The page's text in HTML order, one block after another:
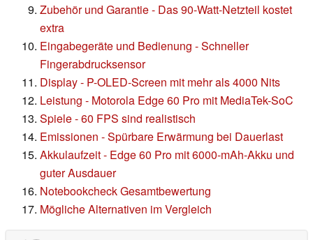
Zubehör und Garantie - Das 90-Watt-Netzteil kostet
extra
Eingabegeräte und Bedienung - Schneller
Fingerabdrucksensor
Display - P-OLED-Screen mit mehr als 4000 Nits
Leistung - Motorola Edge 60 Pro mit MediaTek-SoC
Spiele - 60 FPS sind realistisch
Emissionen - Spürbare Erwärmung bei Dauerlast
Akkulaufzeit - Edge 60 Pro mit 6000-mAh-Akku und
guter Ausdauer
Notebookcheck Gesamtbewertung
Mögliche Alternativen im Vergleich